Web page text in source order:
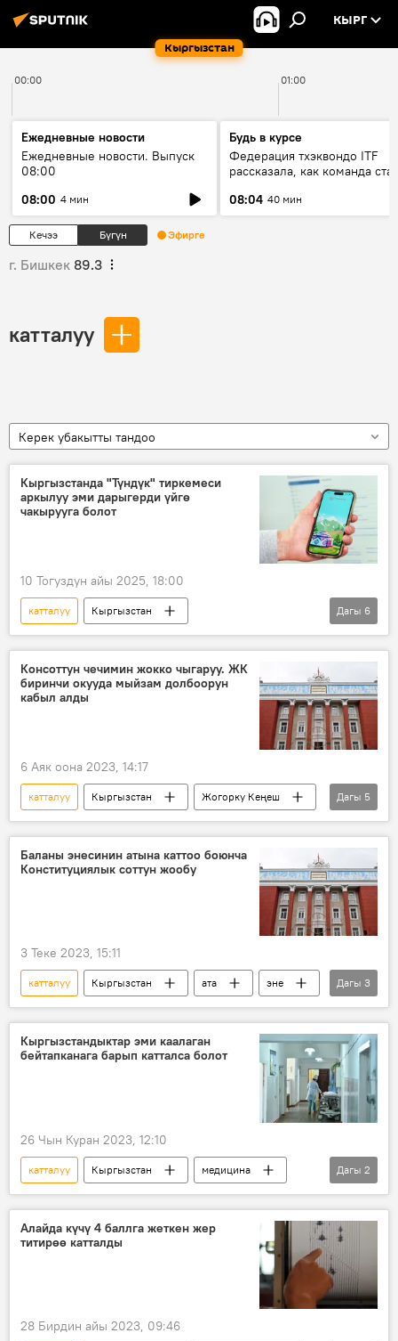
Кыргызстан
КЫРГ
00:00 01:00
Ежедневные новости
Ежедневные новости. Выпуск
08:00
08:00 4 мин
Будь в курсе
Федерация тхэквондо ITF
рассказала, как команда
08:04 40 мин
Кечээ Бүгүн Эфирге
г. Бишкек 89.3
катталуу
Керек убакытты тандоо
Кыргызстанда "Түндүк" тиркемеси
аркылуу эми дарыгерди үйгө
чакырууга болот
10 Тогуздун айы 2025, 18:00
катталуу
Кыргызстан
"Түндүк" тиркемеси
бейтапкана
ден соолук
медицина
дарыгер
чакыруу
Дагы 6
Консоттун чечимин жокко чыгаруу. ЖК
биринчи окууда мыйзам долбоорун
кабыл алды
6 Аяк оона 2023, 14:17
катталуу Кыргызстан
Жогорку Кеңеш
мыйзам долбоору
депутат
колдоо
Конституциялык сот
Дагы 5
Баланы энесинин атына каттоо боюнча
Конституциялык соттун жообу
3 Теке 2023, 15:11
катталуу Кыргызстан ата
эне
Жогорку сот
Сүйүнбек Касмамбетов
Алтын Капалова
Дагы 3
Кыргызстандыктар эми каалаган
бейтапканага барып катталса болот
26 Чын Куран 2023, 12:10
катталуу Кыргызстан
медицина
бейтапкана
эреже
Дагы 2
Алайда күчү 4 баллга жеткен жер
титирөө катталды
28 Бирдин айы 2023, 09:46